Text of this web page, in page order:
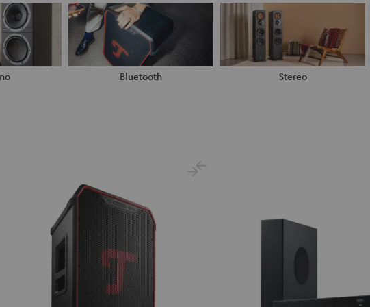
Bluetooth Stereo